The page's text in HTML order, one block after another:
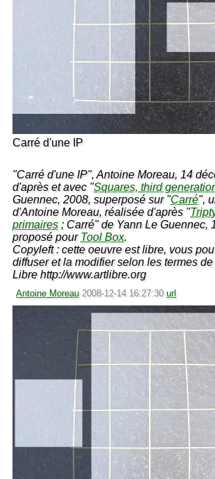
Carré d'une IP
"Carré d'une IP", Antoine Moreau, 14
d'après et avec "Squares, third
Guennec, 2008, superposé sur "Carré",
d'Antoine Moreau, réalisée d'après "
primaires ; Carré" de Yann Le Guennec,
proposé pour Tool Box.
Copyleft : cette oeuvre est libre, vous
diffuser et la modifier selon les termes
Libre http://www.artlibre.org
Antoine Moreau 2008-12-14 16:27:30 url